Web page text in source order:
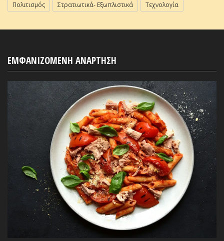
Πολιτισμός
Στρατιωτικά- Εξωπλιστικά Τεχνολογία
ΕΜΦΑΝΙΖΟΜΕΝΗ ΑΝΑΡΤΗΣΗ